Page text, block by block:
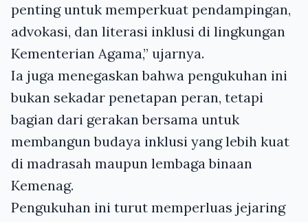
penting untuk memperkuat pendampingan,
advokasi, dan literasi inklusi di lingkungan
Kementerian Agama,” ujarnya.
Ia juga menegaskan bahwa pengukuhan ini
bukan sekadar penetapan peran, tetapi
bagian dari gerakan bersama untuk
membangun budaya inklusi yang lebih kuat
di madrasah maupun lembaga binaan
Kemenag.
Pengukuhan ini turut memperluas jejaring